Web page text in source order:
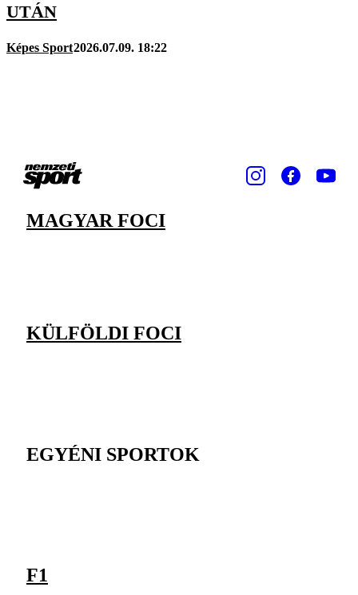
UTÁN
Képes Sport2026.07.09. 18:22
MAGYAR FOCI
KÜLFÖLDI FOCI
EGYÉNI SPORTOK
F1